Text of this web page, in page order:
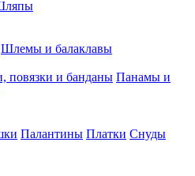
Шлемы и балаклавы
повязки и банданы Панамы и
Палантины Платки Снуды